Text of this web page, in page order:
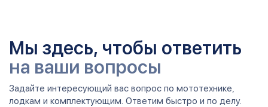
Мы здесь, чтобы ответить
на ваши вопросы
Задайте интересующий вас вопрос по мототехнике,
лодкам и комплектующим. Ответим быстро и по делу.